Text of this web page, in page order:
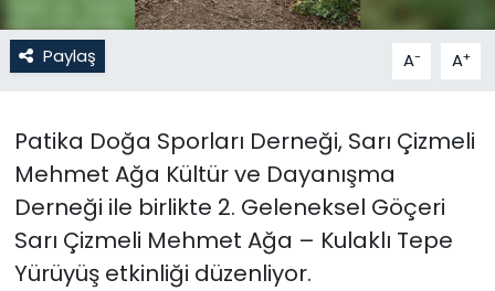
Paylaş A- A+
Patika Doğa Sporları Derneği, Sarı Çizmeli
Mehmet Ağa Kültür ve Dayanışma
Derneği ile birlikte 2. Geleneksel Göçeri
Sarı Çizmeli Mehmet Ağa – Kulaklı Tepe
Yürüyüş etkinliği düzenliyor.
Otomobil Dünyası
Politika
SAĞLIK
Spor
Teknoloji